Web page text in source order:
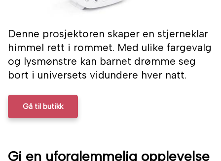
Denne prosjektoren skaper en stjerneklar
himmel rett i rommet. Med ulike fargevalg
og lysmønstre kan barnet drømme seg
bort i universets vidundere hver natt.
Gå til butikk
Gi en uforglemmelig opplevelse